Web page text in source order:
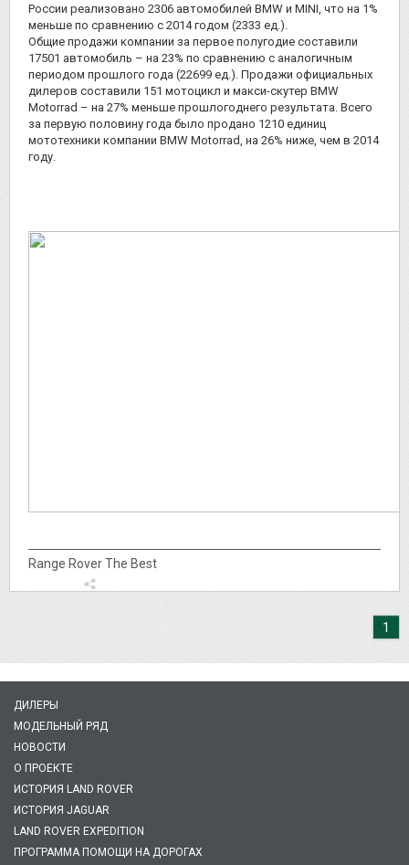
России реализовано 2306 автомобилей BMW и MINI, что на 1%
меньше по сравнению с 2014 годом (2333 ед.).
Общие продажи компании за первое полугодие составили
17501 автомобиль – на 23% по сравнению с аналогичным
периодом прошлого года (22699 ед.). Продажи официальных
дилеров составили 151 мотоцикл и макси-скутер BMW
Motorrad – на 27% меньше прошлогоднего результата. Всего
за первую половину года было продано 1210 единиц
мототехники компании BMW Motorrad, на 26% ниже, чем в 2014
году.
Range Rover The Best
1
ДИЛЕРЫ
МОДЕЛЬНЫЙ РЯД
НОВОСТИ
О ПРОЕКТЕ
ИСТОРИЯ LAND ROVER
ИСТОРИЯ JAGUAR
LAND ROVER EXPEDITION
ПРОГРАММА ПОМОЩИ НА ДОРОГАХ